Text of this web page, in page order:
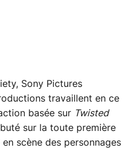
Sony Pictures
travaillent en ce
basée sur Twisted
sur la toute première
scène des personnages